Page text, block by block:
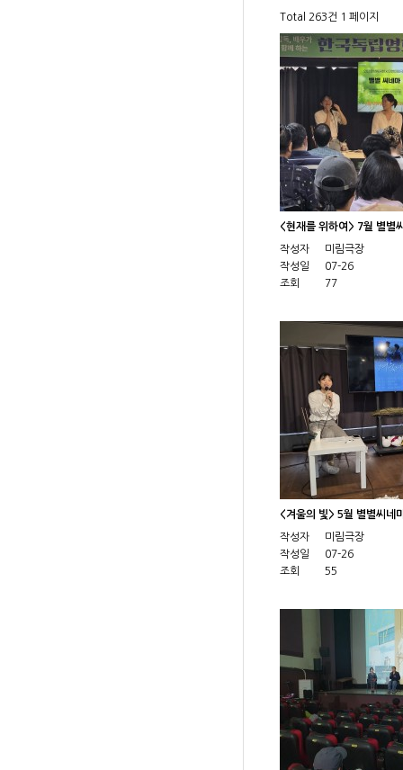
Total 263건 1 페이지
<현재를 위하여> 7월 별별
작성자
미림극장
작성일
07-26
조회
77
<겨울의 빛> 5월 별별씨네
작성자
미림극장
작성일
07-26
조회
55